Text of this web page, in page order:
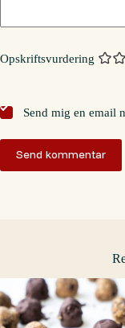
Opskriftsvurdering
Send mig en email
Send kommentar